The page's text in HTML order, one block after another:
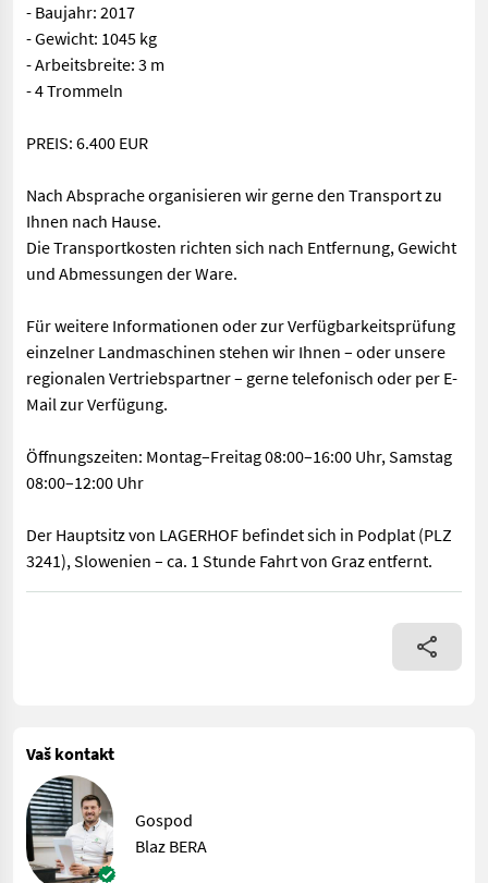
- Baujahr: 2017
- Gewicht: 1045 kg
- Arbeitsbreite: 3 m
- 4 Trommeln
PREIS: 6.400 EUR
Nach Absprache organisieren wir gerne den Transport zu
Ihnen nach Hause.
Die Transportkosten richten sich nach Entfernung, Gewicht
und Abmessungen der Ware.
Für weitere Informationen oder zur Verfügbarkeitsprüfung
einzelner Landmaschinen stehen wir Ihnen – oder unsere
regionalen Vertriebspartner – gerne telefonisch oder per E-
Mail zur Verfügung.
Öffnungszeiten: Montag–Freitag 08:00–16:00 Uhr, Samstag
08:00–12:00 Uhr
Der Hauptsitz von LAGERHOF befindet sich in Podplat (PLZ
3241), Slowenien – ca. 1 Stunde Fahrt von Graz entfernt.
- Baujahr: 2017 - Gewicht: 1045 kg - Arbeitsbreite: 3 m - 4
Vaš kontakt
Gospod
Blaz BERA